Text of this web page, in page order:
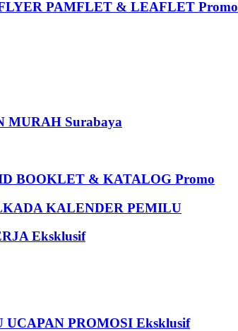
PAMFLET & LEAFLET Promo
MURAH Surabaya
BOOKLET & KATALOG Promo
KALENDER PEMILU
Eksklusif
PROMOSI Eksklusif